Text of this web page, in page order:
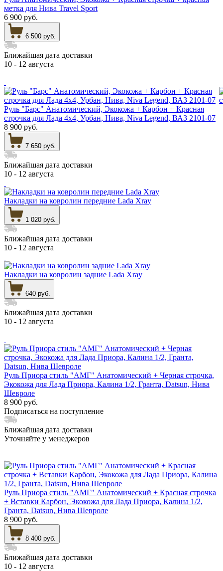
метка для Нива Travel Sport
6 900 руб.
6 500 руб.
Ближайшая дата доставки
10 - 12 августа
Руль "Барс" Анатомический, Экокожа + Карбон + Красная
строчка для Лада 4х4, Урбан, Нива, Niva Legend, ВАЗ 2101-07
8 900 руб.
7 650 руб.
Ближайшая дата доставки
10 - 12 августа
Накладки на ковролин передние Lada Xray
1 020 руб.
Ближайшая дата доставки
10 - 12 августа
Накладки на ковролин задние Lada Xray
640 руб.
Ближайшая дата доставки
10 - 12 августа
Руль Приора стиль "АМГ" Анатомический + Черная строчка,
Экокожа для Лада Приора, Калина 1/2, Гранта, Datsun, Нива
Шевроле
8 900 руб.
Подписаться на поступление
Ближайшая дата доставки
Уточняйте у менеджеров
Руль Приора стиль "АМГ" Анатомический + Красная строчка
+ Вставки Карбон, Экокожа для Лада Приора, Калина 1/2,
Гранта, Datsun, Нива Шевроле
8 900 руб.
8 400 руб.
Ближайшая дата доставки
10 - 12 августа